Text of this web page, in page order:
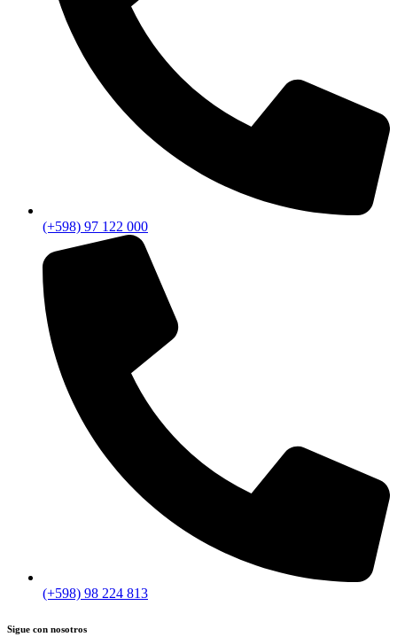
(+598) 97 122 000
(+598) 98 224 813
Sigue con nosotros